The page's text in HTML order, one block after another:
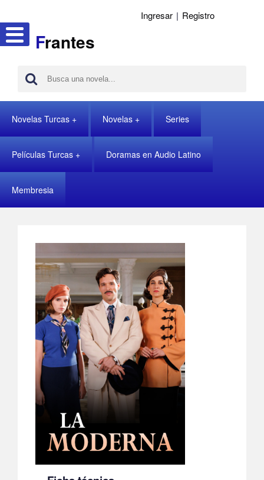
Frantes
Ingresar | Registro
Novelas Turcas Novelas Series
Películas Turcas Doramas en Audio Latino
Membresia